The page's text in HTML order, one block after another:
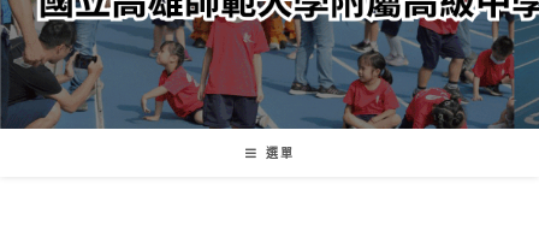
容
選單